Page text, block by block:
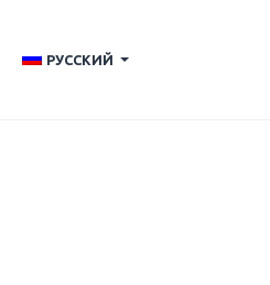
РУССКИЙ